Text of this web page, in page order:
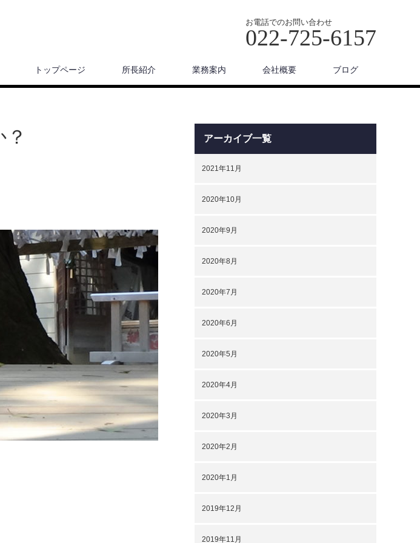
お電話でのお問い合わせ
022-725-6157
トップページ 所長紹介 業務案内 会社概要 ブログ
アーカイブ一覧
2021年11月
2020年10月
2020年9月
2020年8月
2020年7月
2020年6月
2020年5月
2020年4月
2020年3月
2020年2月
2020年1月
2019年12月
2019年11月